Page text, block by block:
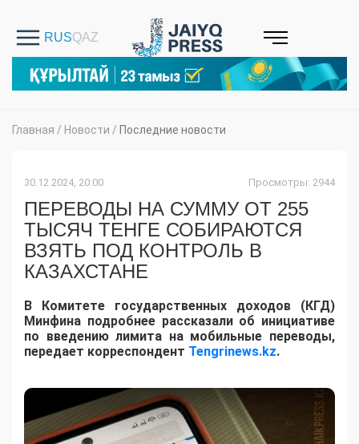
Главная / Новости / Последние новости
30.12.2024, 20:00 Просмотры: 2944
ПЕРЕВОДЫ НА СУММУ ОТ 255
ТЫСЯЧ ТЕНГЕ СОБИРАЮТСЯ
ВЗЯТЬ ПОД КОНТРОЛЬ В
КАЗАХСТАНЕ
В Комитете государственных доходов (КГД)
Минфина подробнее рассказали об инициативе
по введению лимита на мобильные переводы,
передает корреспондент Tengrinews.kz.